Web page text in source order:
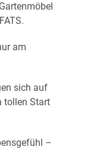
am
sich auf
tollen Start
–